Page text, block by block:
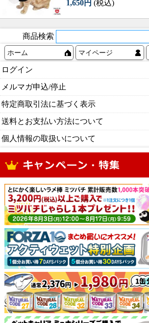
1,650円 (税込)
商品検索
ホーム マイページ
ログイン
メルマガ申込/停止
特定商取引法に基づく表示
送料とお支払い方法について
個人情報の取扱いについて